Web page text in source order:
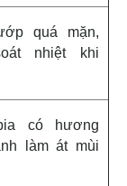
quá mặn,
nhiệt khi
có hương
làm át mùi